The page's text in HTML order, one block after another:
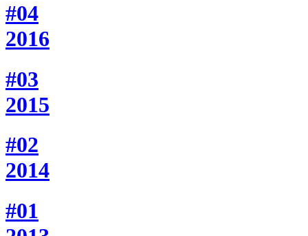
#04
2016
#03
2015
#02
2014
#01